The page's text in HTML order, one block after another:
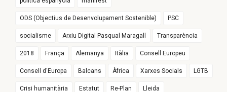
ODS (Objectius de Desenvolupament Sostenible) PSC
socialisme Arxiu Digital Pasqual Maragall Transparència
2018 França Alemanya Itàlia Consell Europeu
Consell d'Europa Balcans Àfrica Xarxes Socials LGTB
Crisi humanitària Estatut Re-Plan Lleida